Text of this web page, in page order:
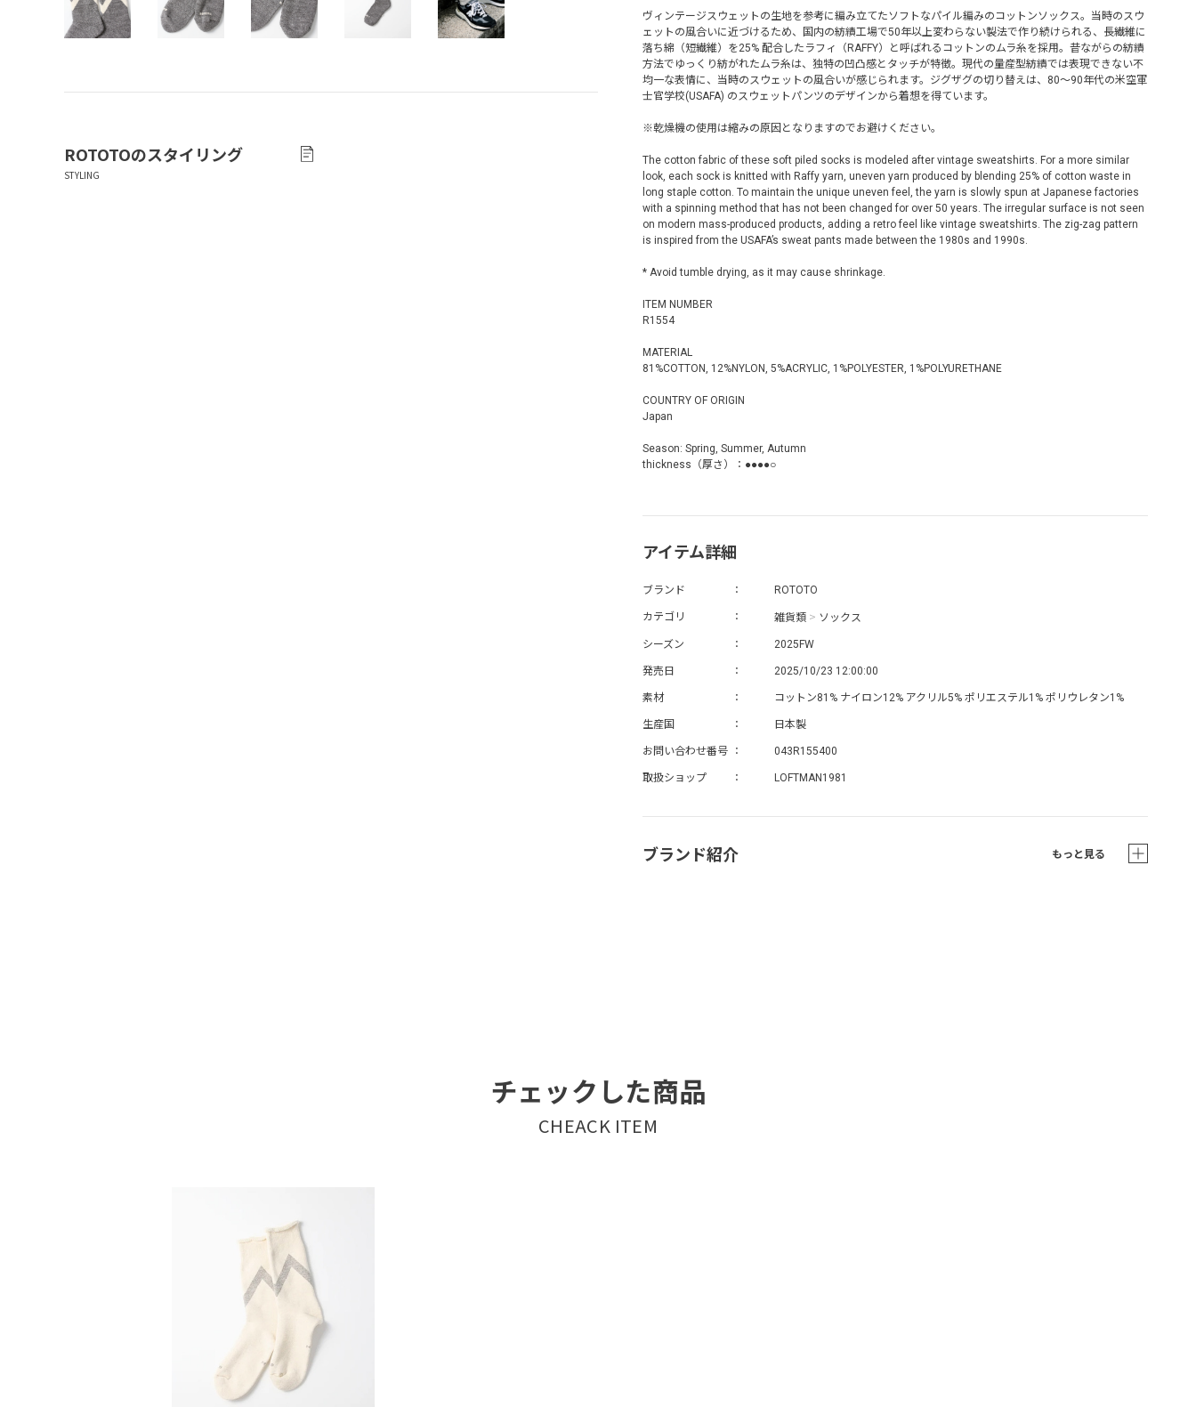
ROTOTOのスタイリング
ヴィンテージスウェットの生地を参考に編み立てたソフトなパイル編みのコットンソックス。当時のスウ
ェットの風合いに近づけるため、国内の紡績工場で50年以上変わらない製法で作り続けられる、長繊維に
落ち綿（短繊維）を25% 配合したラフィ（RAFFY）と呼ばれるコットンのムラ糸を採用。昔ながらの紡績
方法でゆっくり紡がれたムラ糸は、独特の凹凸感とタッチが特徴。現代の量産型紡績では表現できない不
均一な表情に、当時のスウェットの風合いが感じられます。ジグザグの切り替えは、80～90年代の米空軍
士官学校(USAFA) のスウェットパンツのデザインから着想を得ています。
※乾燥機の使用は縮みの原因となりますのでお避けください。
The cotton fabric of these soft piled socks is modeled after vintage sweatshirts. For a more similar
look, each sock is knitted with Raffy yarn, uneven yarn produced by blending 25% of cotton waste in
long staple cotton. To maintain the unique uneven feel, the yarn is slowly spun at Japanese factories
with a spinning method that has not been changed for over 50 years. The irregular surface is not seen
on modern mass-produced products, adding a retro feel like vintage sweatshirts. The zig-zag pattern
is inspired from the USAFA’s sweat pants made between the 1980s and 1990s.
* Avoid tumble drying, as it may cause shrinkage.
ITEM NUMBER
R1554
MATERIAL
81%COTTON, 12%NYLON, 5%ACRYLIC, 1%POLYESTER, 1%POLYURETHANE
COUNTRY OF ORIGIN
Japan
Season: Spring, Summer, Autumn
thickness（厚さ）：●●●●○
アイテム詳細
ブランド ROTOTO
カテゴリ 雑貨類 > ソックス
シーズン 2025FW
発売日 2025/10/23 12:00:00
素材 コットン81% ナイロン12% アクリル5% ポリエステル1% ポリウレタン1%
生産国 日本製
お問い合わせ番号 043R155400
取扱ショップ LOFTMAN1981
ブランド紹介 もっと見る
チェックした商品